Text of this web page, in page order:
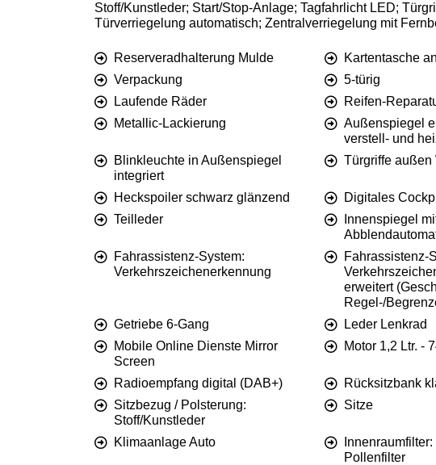
Stoff/Kunstleder; Start/Stop-Anlage; Tagfahrlicht LED;
Türverriegelung automatisch; Zentralverriegelung mit
Reserveradhalterung Mulde Kartentasche
Verpackung
5-türig
Laufende Räder
Reifen-
Metallic-Lackierung
Außenspiegel
verstell- und
Blinkleuchte in Außenspiegel
integriert
Türgriffe außen
Heckspoiler schwarz glänzend Digitales
Teilleder
Innenspiegel
Fahrassistenz-System:
Verkehrszeichenerkennung
Fahrassistenz-
erweitert
Regel-/
Getriebe 6-Gang Leder Lenkrad
Mobile Online Dienste Mirror
Screen
Motor 1,2 Ltr. -
Radioempfang digital (DAB+) Rücksitzbank
Sitzbezug / Polsterung:
Stoff/Kunstleder
Sitze
Klimaanlage Auto
Pollenfilter